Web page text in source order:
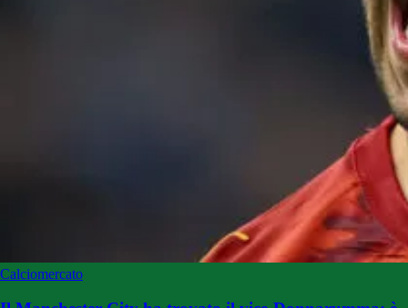
Calciomercato